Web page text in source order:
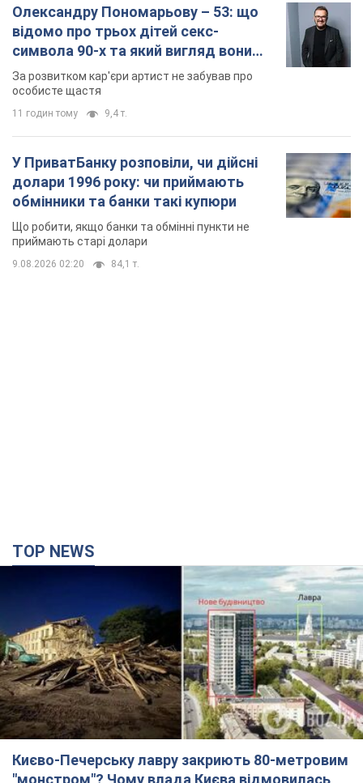
Що робити, якщо банки та обмінні пункти не
приймають старі долари
9.08.2026 02:20 84,1 т.
Києво-Печерську лавру закриють 80-метровим
"монстром"? Чому влада Києва відмовилась
зупиняти будівництво хмарочоса
"московського вірянина"
Яка реакція Кличка на петицію щодо скасування будівництва
3 години тому 34,7 т.
Армія РФ запустила по Одесі 11 ракет різного
типу та до 100 дронів: горіли історичні будівлі,
є постраждалі. Фото та відео
годину тому 54,6 т.